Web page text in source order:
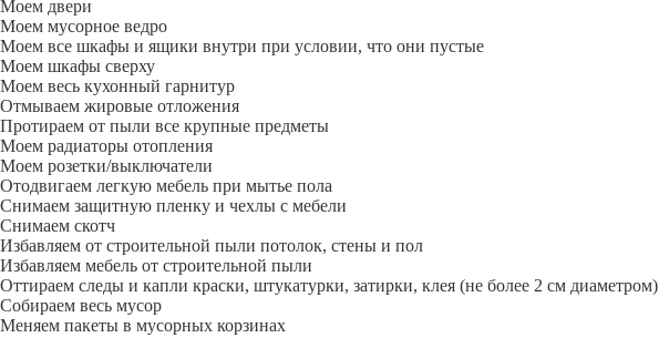
Моем двери
Моем мусорное ведро
Моем все шкафы и ящики внутри при условии, что они пустые
Моем шкафы сверху
Моем весь кухонный гарнитур
Отмываем жировые отложения
Протираем от пыли все крупные предметы
Моем радиаторы отопления
Моем розетки/выключатели
Отодвигаем легкую мебель при мытье пола
Снимаем защитную пленку и чехлы с мебели
Снимаем скотч
Избавляем от строительной пыли потолок, стены и пол
Избавляем мебель от строительной пыли
Оттираем следы и капли краски, штукатурки, затирки, клея (не более 2 см диаметром)
Собираем весь мусор
Меняем пакеты в мусорных корзинах